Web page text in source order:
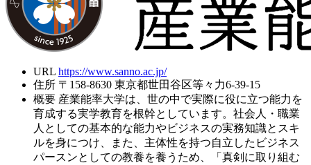
URL https://www.sanno.ac.jp/
住所 〒158-8630 東京都世田谷区等々力6-39-15
概要 産業能率大学は、世の中で実際に役に立つ能力を
育成する実学教育を根幹としています。社会人・職業
人としての基本的な能力やビジネスの実務知識とスキ
ルを身につけ、また、主体性を持つ自立したビジネス
パースンとしての教養を養うため、「真剣に取り組む